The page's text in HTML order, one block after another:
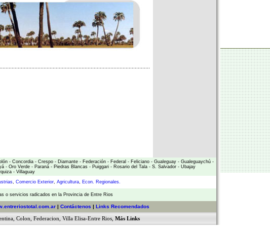
- Concordia - Crespo - Diamante - Federación - Federal - Feliciano - Gualeguay - Gualeguaychú -
- Oro Verde - Paraná - Piedras Blancas - Puiggari - Rosario del Tala - S. Salvador - Ubajay
- Villaguay
, Comercio Exterior, Agricultura, Econ. Regionales.
o servicios radicados en la Provincia de Entre Rios
| Contáctenos | Links Recomendados
Colon Federacion Villa Elisa-Entre Rios Más Links